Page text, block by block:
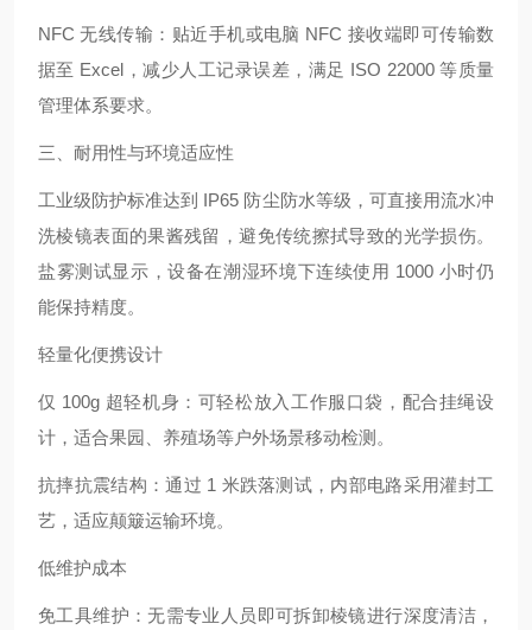
NFC 无线传输：贴近手机或电脑 NFC 接收端即可传输数
据至 Excel，减少人工记录误差，满足 ISO 22000 等质量
管理体系要求。
三、耐用性与环境适应性
工业级防护标准达到 IP65 防尘防水等级，可直接用流水冲
洗棱镜表面的果酱残留，避免传统擦拭导致的光学损伤。
盐雾测试显示，设备在潮湿环境下连续使用 1000 小时仍
能保持精度。
轻量化便携设计
仅 100g 超轻机身：可轻松放入工作服口袋，配合挂绳设
计，适合果园、养殖场等户外场景移动检测。
抗摔抗震结构：通过 1 米跌落测试，内部电路采用灌封工
艺，适应颠簸运输环境。
低维护成本
免工具维护：无需专业人员即可拆卸棱镜进行深度清洁，